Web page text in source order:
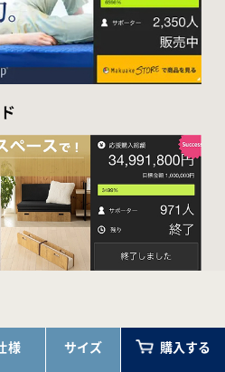
LINE-UP
様 サイズ 購入する